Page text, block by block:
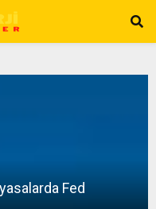
Fed